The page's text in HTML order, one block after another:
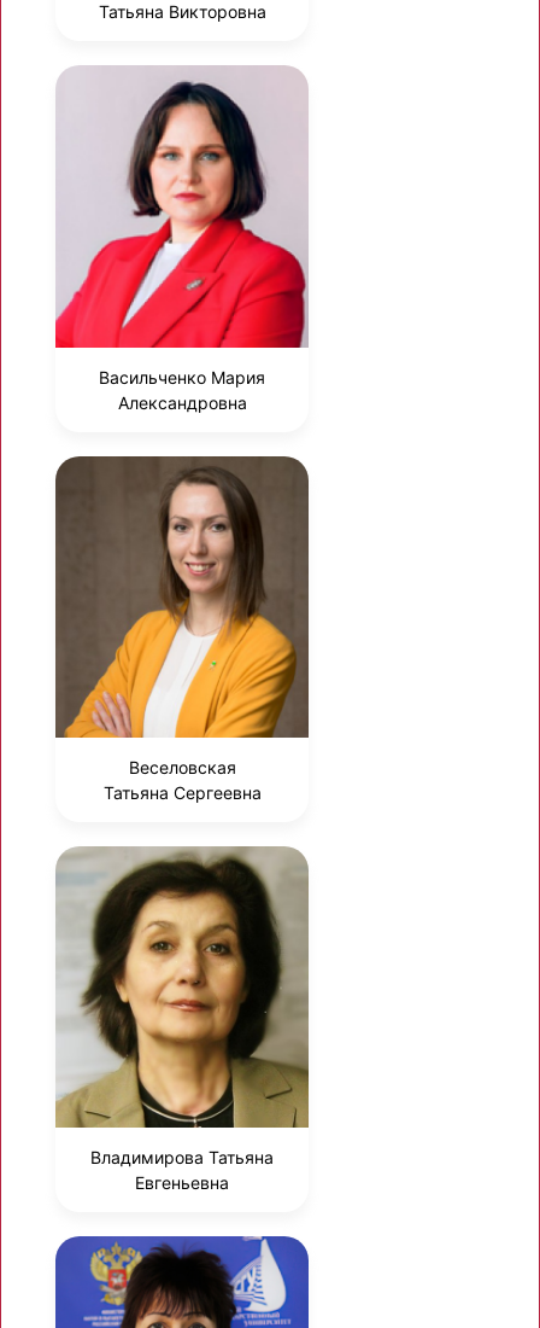
Татьяна Викторовна
Васильченко Мария
Александровна
Веселовская
Татьяна Сергеевна
Владимирова Татьяна
Евгеньевна